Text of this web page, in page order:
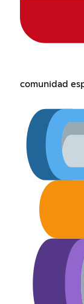
comunidad